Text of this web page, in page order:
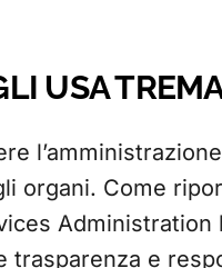
USA
organi. Come
Administration
trasparenza e